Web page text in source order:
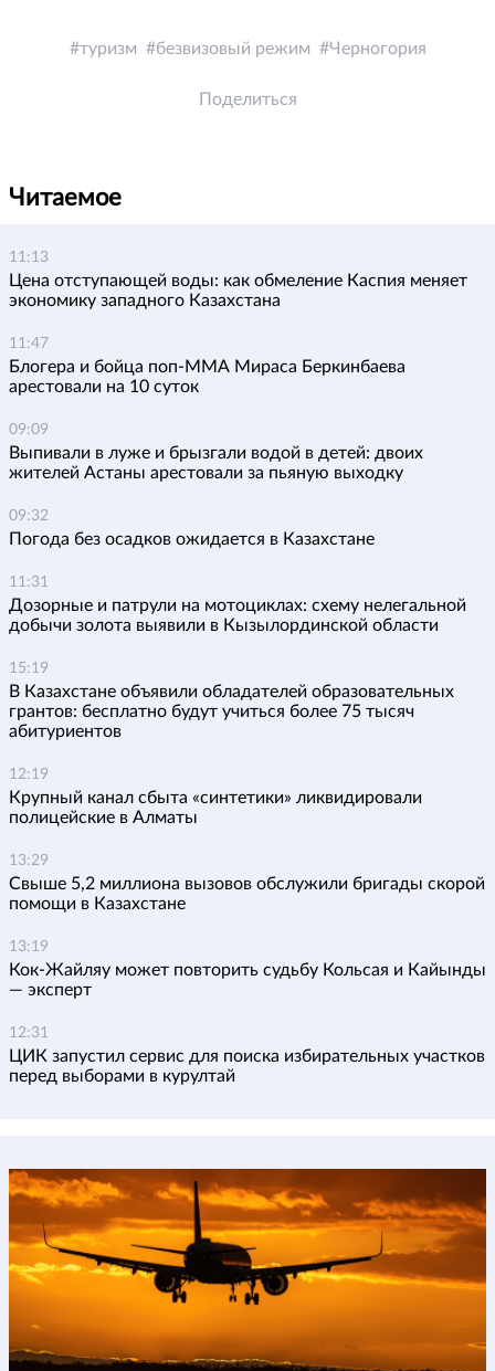
туризм безвизовый режим Черногория
Поделиться
Читаемое
11:13
Цена отступающей воды: как обмеление Каспия меняет
экономику западного Казахстана
11:47
Блогера и бойца поп-ММА Мираса Беркинбаева
арестовали на 10 суток
09:09
Выпивали в луже и брызгали водой в детей: двоих
жителей Астаны арестовали за пьяную выходку
09:32
Погода без осадков ожидается в Казахстане
11:31
Дозорные и патрули на мотоциклах: схему нелегальной
добычи золота выявили в Кызылординской области
15:19
В Казахстане объявили обладателей образовательных
грантов: бесплатно будут учиться более 75 тысяч
абитуриентов
12:19
Крупный канал сбыта «синтетики» ликвидировали
полицейские в Алматы
13:29
Свыше 5,2 миллиона вызовов обслужили бригады скорой
помощи в Казахстане
13:19
Кок-Жайляу может повторить судьбу Кольсая и Кайынды
— эксперт
12:31
ЦИК запустил сервис для поиска избирательных участков
перед выборами в курултай